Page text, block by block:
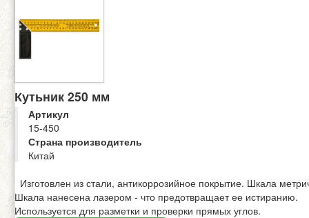
Кутьник 250 мм
Артикул
15-450
Страна производитель
Китай
Изготовлен из стали, антикоррозийное покрытие. Шкала
Шкала нанесена лазером - что предотвращает ее истиранию.
Используется для разметки и проверки прямых углов.